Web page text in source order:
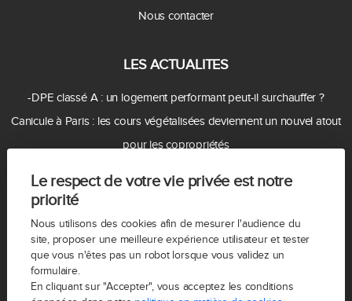
Le respect de votre vie privée est notre
priorité
Nous utilisons des cookies afin de mesurer l'audience du
site, proposer une meilleure expérience utilisateur et tester
que vous n'êtes pas un robot lorsque vous validez un
formulaire.
En cliquant sur "Accepter", vous acceptez les conditions
Nous contacter
LES ACTUALITES
-DPE classé A : un logement performant peut-il surchauffer ?
Canicule à Paris : les cours végétalisées deviennent un nouvel atout
pour les copropriétés
Paris ?
immobilier à Paris
- Qui est la « brigade du logement » installée par le nouveau maire
de Paris ?